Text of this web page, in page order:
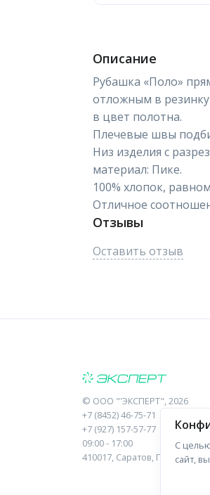
Описание
Рубашка «Поло»
отложным в
в цвет полотна.
Плечевые швы
Низ изделия с
материал: Пике.
100% хлопок,
Отличное
Отзывы
Оставить отзыв
© ООО "'ЭКСПЕРТ", 2026
+7 (8452) 46-75-71
+7 (927) 157-57-77
09:00 - 17:00
410017, Саратов, Пугачева,
С
сайт,